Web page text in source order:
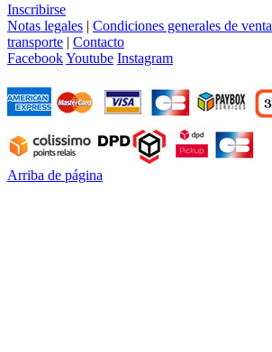
Inscribirse
Notas legales | Condiciones generales de venta
transporte | Contacto
FacebookYoutube Instagram
Arriba de página